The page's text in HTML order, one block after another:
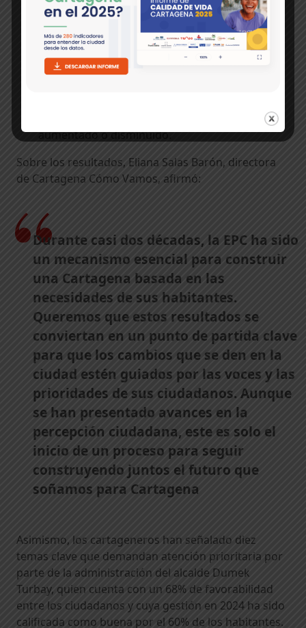
El respeto hacia grupos vulnerables sigue
siendo bajo, aunque se observan avances
positivos hacia todos los grupos
poblacionales.
aumentado o disminuido.
Sobre los resultados, Eliana Salas Barón, directora
de Cartagena Cómo Vamos, afirmó:
Durante casi dos décadas, la EPC ha sido
un mecanismo esencial para construir
una Cartagena basada en las
necesidades de sus habitantes.
Queremos que estos resultados se
conviertan en un punto de partida clave
para que los cambios que se den en la
ciudad estén guiados por las voces y las
prioridades de sus ciudadanos. Aunque
se han presentado avances en la
percepción ciudadana, este es solo el
inicio de un proceso para seguir
construyendo juntos el futuro que
soñamos para Cartagena
Asimismo, los cartageneros han señalado diez
temas clave que demandan atención prioritaria por
parte de la administración del alcalde Dumek
Turbay, quien cuenta con un 68% de favorabilidad
entre los ciudadanos y cuya gestión en 2024 ha sido
calificada como buena por el 60% de los habitantes.